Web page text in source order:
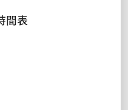
間表